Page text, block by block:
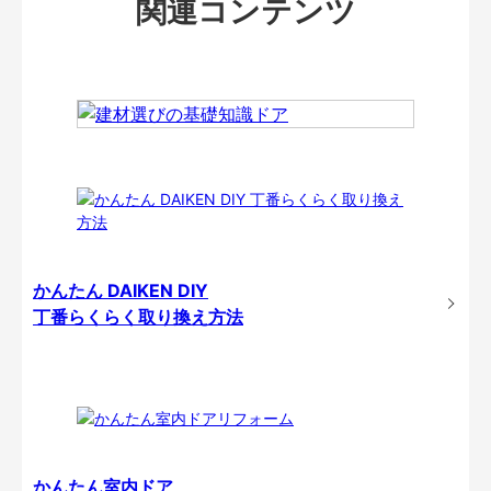
関連コンテンツ
かんたん DAIKEN DIY
丁番らくらく取り換え方法
かんたん室内ドア